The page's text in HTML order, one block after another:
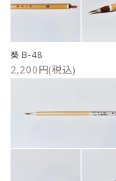
葵 B-48
2,200円(税込)